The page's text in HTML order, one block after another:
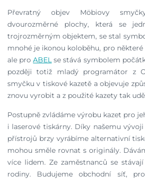
Převratný objev Möbiovy
dvourozměrné plochy, která se
trojrozměrným objektem, se stal
mnohé je ikonou koloběhu, pro některé
ale proABELse stává symbolem
později totiž mladý programátor z
smyčku v tiskové kazetě a objevuje
znovu vyrobit a z použité kazety tak
Postupně zvládáme výrobu kazet pro
i laserové tiskárny. Díky našemu
přístrojů brzy vyrábíme alternativní
mohou směle rovnat s originály.
více lidem. Ze zaměstnanců se
rodiny. Budujeme obchodní síť,